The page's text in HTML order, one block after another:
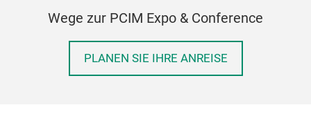
Wege zur PCIM Expo & Conference
PLANEN SIE IHRE ANREISE